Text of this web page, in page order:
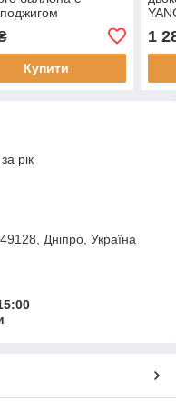
Купити
1
рік
Дніпро, Україна